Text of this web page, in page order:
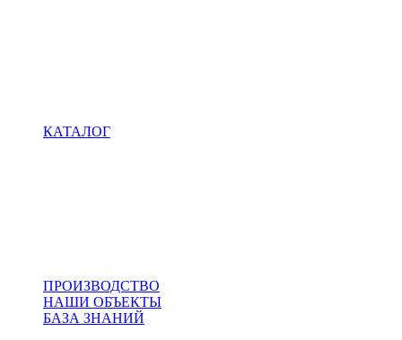
КАТАЛОГ
ПРОИЗВОДСТВО
НАШИ ОБЪЕКТЫ
БАЗА ЗНАНИЙ